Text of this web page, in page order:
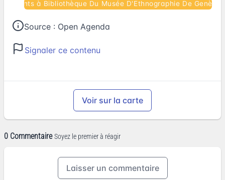
à Bibliothèque Du Musée D'Ethnographie De Genève
Source : Open Agenda
Signaler ce contenu
Voir sur la carte
0 Commentaire Soyez le premier à réagir
Laisser un commentaire